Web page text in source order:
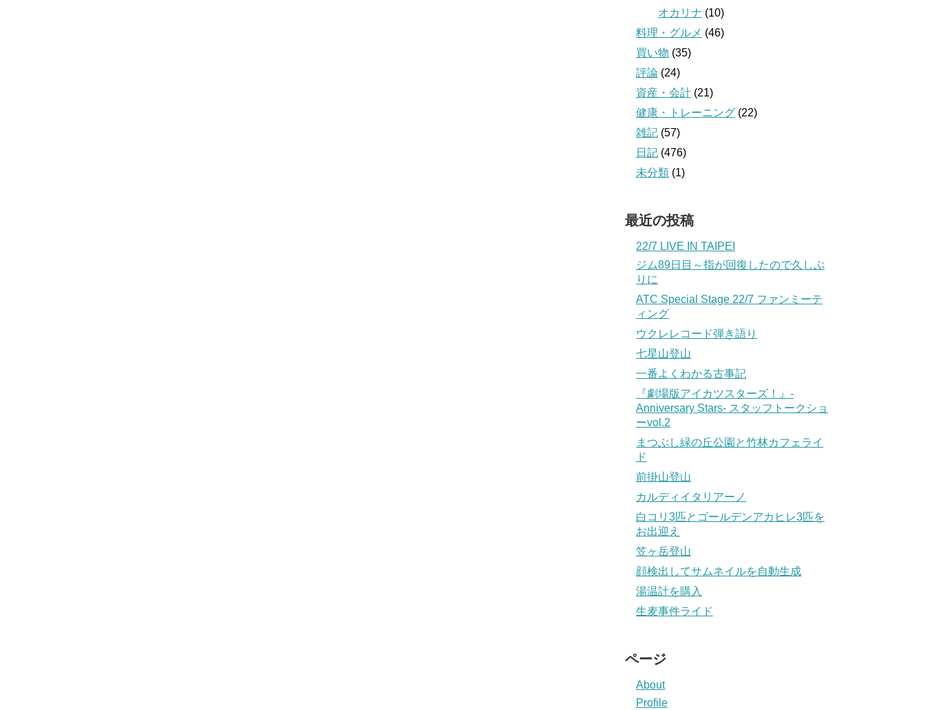
オカリナ (10)
料理・グルメ (46)
買い物 (35)
評論 (24)
資産・会計 (21)
健康・トレーニング (22)
雑記 (57)
日記 (476)
未分類 (1)
最近の投稿
22/7 LIVE IN TAIPEI
ジム89日目～指が回復したので久しぶ
りに
ATC Special Stage 22/7 ファンミーテ
ィング
ウクレレコード弾き語り
七星山登山
一番よくわかる古事記
『劇場版アイカツスターズ！』-
Anniversary Stars- スタッフトークショ
ーvol.2
まつぶし緑の丘公園と竹林カフェライ
ド
前掛山登山
カルディイタリアーノ
白コリ3匹とゴールデンアカヒレ3匹を
お出迎え
笠ヶ岳登山
顔検出してサムネイルを自動生成
湯温計を購入
生麦事件ライド
ページ
About
Profile